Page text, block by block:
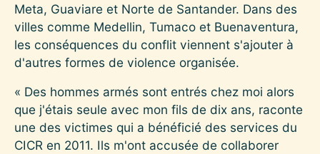
Meta, Guaviare et Norte de Santander. Dans des
villes comme Medellin, Tumaco et Buenaventura,
les conséquences du conflit viennent s'ajouter à
d'autres formes de violence organisée.
« Des hommes armés sont entrés chez moi alors
que j'étais seule avec mon fils de dix ans, raconte
une des victimes qui a bénéficié des services du
CICR en 2011. Ils m'ont accusée de collaborer